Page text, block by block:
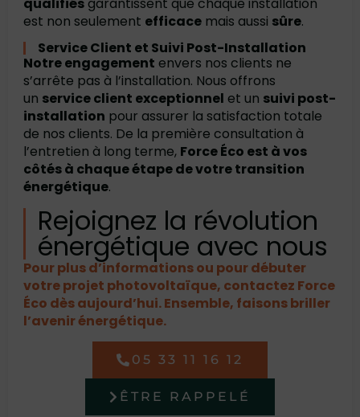
est non seulement efficacemais aussi sûre.
Service Client et Suivi Post-Installation
Notre engagement envers nos clients ne
s’arrête pas à l’installation. Nous offrons
un service client exceptionnel et un suivi post-
installation pour assurer la satisfaction totale
de nos clients. De la première consultation à
l’entretien à long terme, Force Éco est à vos
côtés à chaque étape de votre transition
énergétique.
Rejoignez la révolution
énergétique avec nous
Pour plus d’informations ou pour débuter
votre projet photovoltaïque, contactez Force
Éco dès aujourd’hui. Ensemble, faisons briller
l’avenir énergétique.
05 33 11 16 12
ÊTRE RAPPELÉ